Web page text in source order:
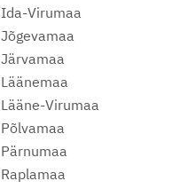
Ida-Virumaa
Jõgevamaa
Järvamaa
Läänemaa
Lääne-Virumaa
Põlvamaa
Pärnumaa
Raplamaa